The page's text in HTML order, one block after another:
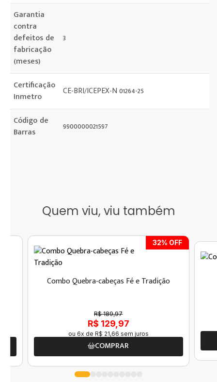
Garantia
contra
defeitos de
fabricação
(meses)
3
Certificação
Inmetro
CE-BRI/ICEPEX-N 01264-25
Código de
Barras
9900000021597
Quem viu, viu também
32% OFF
Combo Quebra-cabeças Fé e Tradição
R$ 189,97
R$ 129,97
ou 6x de R$ 21,66 sem juros
COMPRAR